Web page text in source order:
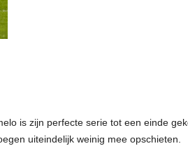
is zijn perfecte serie tot een einde
uiteindelijk weinig mee opschieten.